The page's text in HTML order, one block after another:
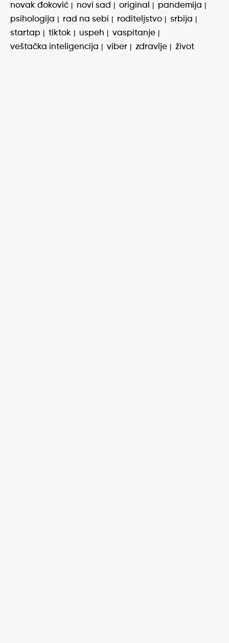
novak đoković
novi sad original
pandemija
psihologija
rad na sebi roditeljstvo
srbija
startap
tiktok uspeh
vaspitanje
veštačka inteligencija
viber zdravlje život